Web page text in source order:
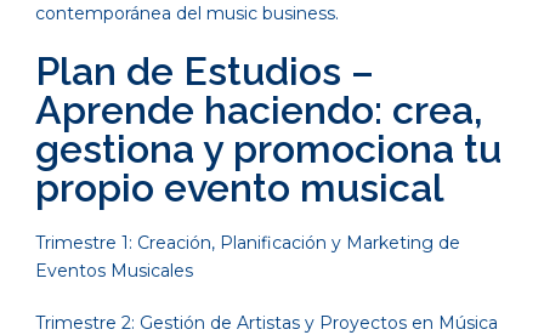
contemporánea del music business.
Plan de Estudios –
Aprende haciendo: crea,
gestiona y promociona tu
propio evento musical
Trimestre 1: Creación, Planificación y Marketing de
Eventos Musicales
Trimestre 2: Gestión de Artistas y Proyectos en Música